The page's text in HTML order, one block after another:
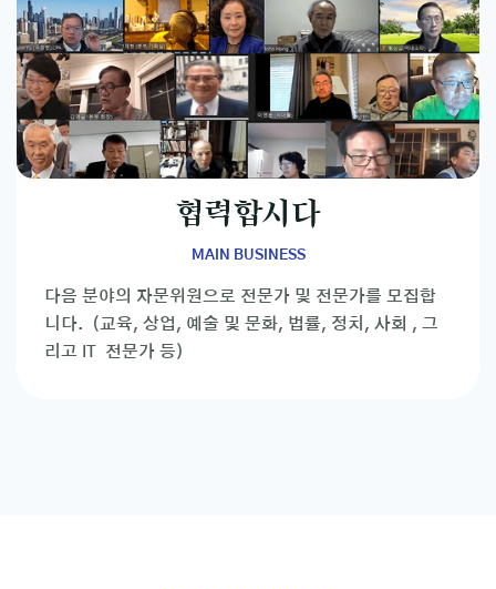
협력합시다
MAIN BUSINESS
다음 분야의 자문위원으로 전문가 및 전문가를 모집합
니다. (교육, 상업, 예술 및 문화, 법률, 정치, 사회 , 그
리고 IT 전문가 등)